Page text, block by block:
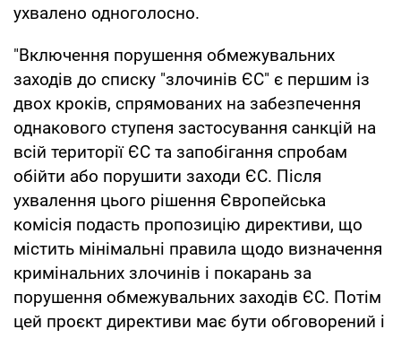
ухвалено одноголосно.
"Включення порушення обмежувальних
заходів до списку "злочинів ЄС" є першим із
двох кроків, спрямованих на забезпечення
однакового ступеня застосування санкцій на
всій території ЄС та запобігання спробам
обійти або порушити заходи ЄС. Після
ухвалення цього рішення Європейська
комісія подасть пропозицію директиви, що
містить мінімальні правила щодо визначення
кримінальних злочинів і покарань за
порушення обмежувальних заходів ЄС. Потім
цей проєкт директиви має бути обговорений і